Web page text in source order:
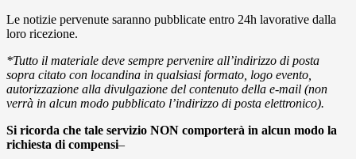
Le notizie pervenute saranno pubblicate entro 24h lavorative dalla
loro ricezione.
*Tutto il materiale deve sempre pervenire all’indirizzo di posta
sopra citato con locandina in qualsiasi formato, logo evento,
autorizzazione alla divulgazione del contenuto della e-mail (non
verrà in alcun modo pubblicato l’indirizzo di posta elettronico).
Si ricorda che tale servizio NON comporterà in alcun modo la
richiesta di compensi–